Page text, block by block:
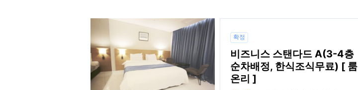
확정
비즈니스 스탠다드 A(3-4층
순차배정, 한식조식무료) [ 룸
온리 ]